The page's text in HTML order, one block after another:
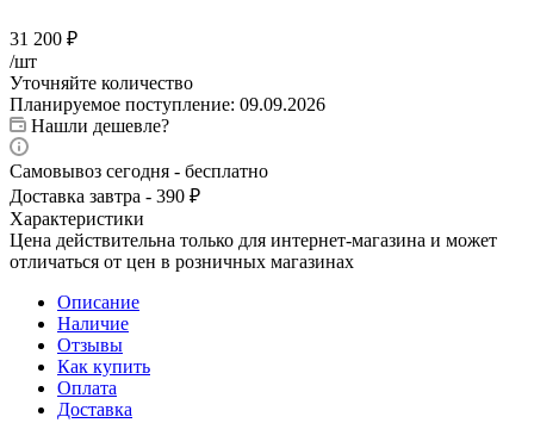
31 200 ₽
/шт
Уточняйте количество
Планируемое поступление: 09.09.2026
Нашли дешевле?
Самовывоз сегодня - бесплатно
Доставка завтра - 390 ₽
Характеристики
Цена действительна только для интернет-магазина и может
отличаться от цен в розничных магазинах
Описание
Наличие
Отзывы
Как купить
Оплата
Доставка